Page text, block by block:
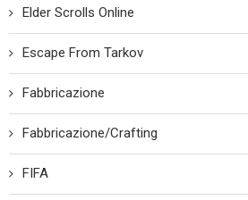
Elder Scrolls Online
Escape From Tarkov
Fabbricazione
Fabbricazione/Crafting
FIFA